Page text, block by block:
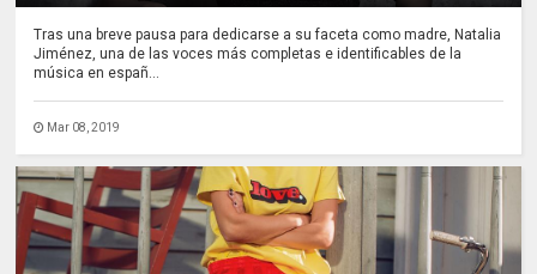
Tras una breve pausa para dedicarse a su faceta como madre, Natalia
Jiménez, una de las voces más completas e identificables de la
música en españ...
Mar 08, 2019